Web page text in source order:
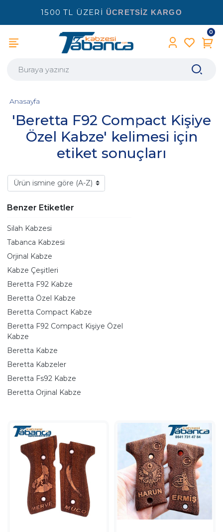
1500 TL ÜZERİ ÜCRETSİZ KARGO
0
'Beretta F92 Compact Kişiye
Özel Kabze' kelimesi için
etiket sonuçları
Anasayfa
Benzer Etiketler
Silah Kabzesi
Tabanca Kabzesi
Orjinal Kabze
Kabze Çeşitleri
Beretta F92 Kabze
Beretta Özel Kabze
Beretta Compact Kabze
Beretta F92 Compact Kişiye Özel
Kabze
Beretta Kabze
Beretta Kabzeler
Beretta Fs92 Kabze
Beretta Orjinal Kabze